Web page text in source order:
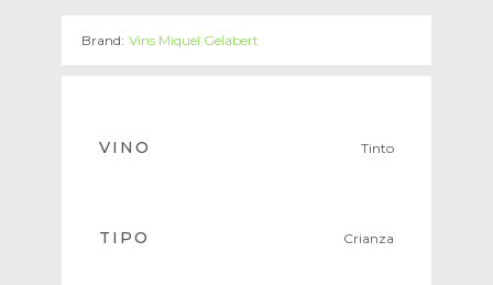
Brand: Vins Miquel Gelabert
VINO Tinto
TIPO Crianza